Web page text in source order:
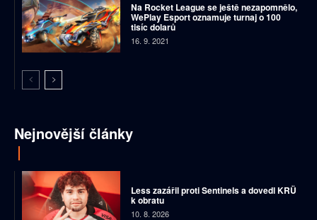
Na Rocket League se ještě nezapomnělo,
WePlay Esport oznamuje turnaj o 100
tisíc dolarů
16. 9. 2021
Nejnovější články
Less zazářil proti Sentinels a dovedl KRÜ
k obratu
10. 8. 2026